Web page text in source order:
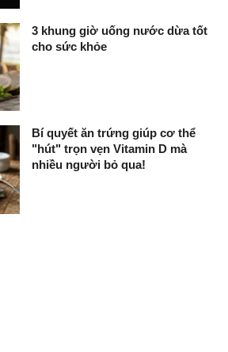
3 khung giờ uống nước dừa tốt
cho sức khỏe
Bí quyết ăn trứng giúp cơ thể
"hút" trọn vẹn Vitamin D mà
nhiều người bỏ qua!